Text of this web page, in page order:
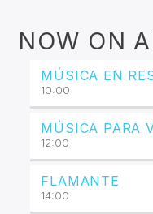
NOW ON
MÚSICA EN
10:00
MÚSICA PARA
12:00
FLAMANTE
14:00